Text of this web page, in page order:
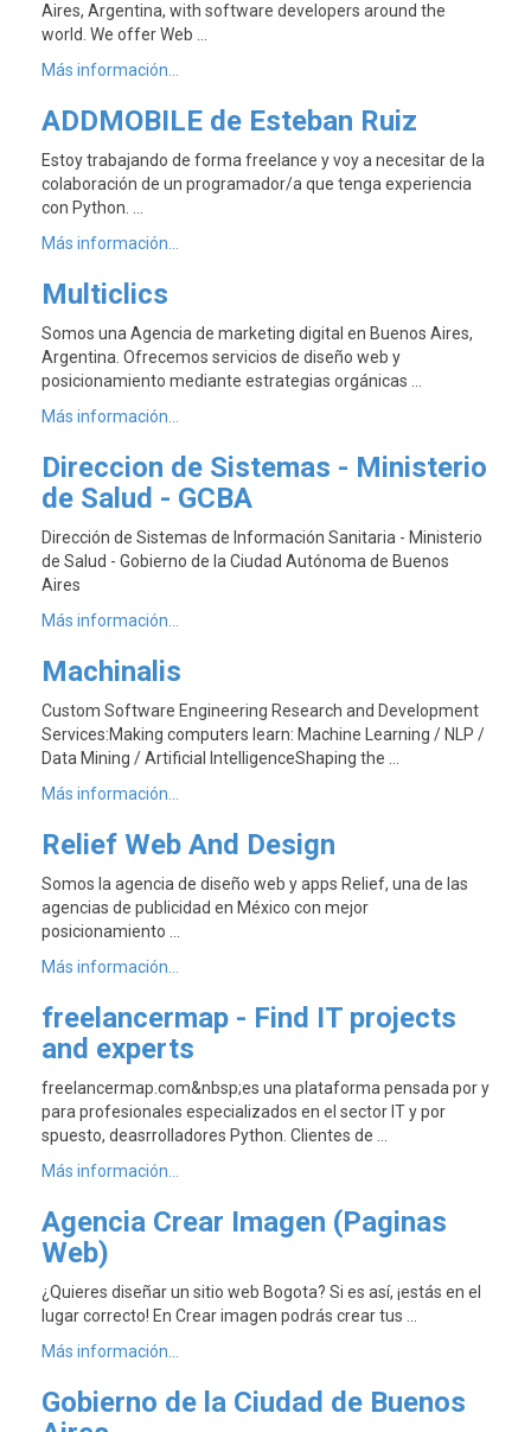
Aires, Argentina, with software developers around the
world. We offer Web …
Más información...
ADDMOBILE de Esteban Ruiz
Estoy trabajando de forma freelance y voy a necesitar de la
colaboración de un programador/a que tenga experiencia
con Python. …
Más información...
Multiclics
Somos una Agencia de marketing digital en Buenos Aires,
Argentina. Ofrecemos servicios de diseño web y
posicionamiento mediante estrategias orgánicas …
Más información...
Direccion de Sistemas - Ministerio
de Salud - GCBA
Dirección de Sistemas de Información Sanitaria - Ministerio
de Salud - Gobierno de la Ciudad Autónoma de Buenos
Aires
Más información...
Machinalis
Custom Software Engineering Research and Development
Services:Making computers learn: Machine Learning / NLP /
Data Mining / Artificial IntelligenceShaping the …
Más información...
Relief Web And Design
Somos la agencia de diseño web y apps Relief, una de las
agencias de publicidad en México con mejor
posicionamiento …
Más información...
freelancermap - Find IT projects
and experts
freelancermap.com&nbsp;es una plataforma pensada por y
para profesionales especializados en el sector IT y por
spuesto, deasrrolladores Python. Clientes de …
Más información...
Agencia Crear Imagen (Paginas
Web)
¿Quieres diseñar un sitio web Bogota? Si es así, ¡estás en el
lugar correcto! En Crear imagen podrás crear tus …
Más información...
Gobierno de la Ciudad de Buenos